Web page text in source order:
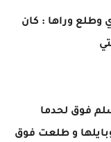
وطلع وراها : كان
فوق لحدما
و طلعت فوق